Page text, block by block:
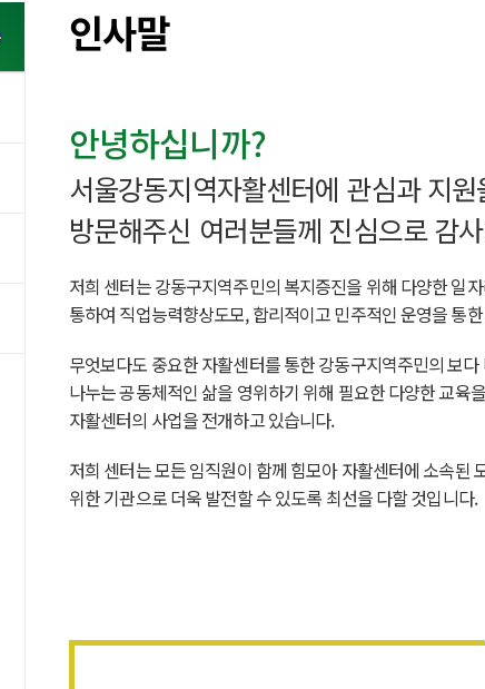
인사말
안녕하십니까?
서울강동지역자활센터에 관심과 지
방문해주신 여러분들께 진심으로 감
저희 센터는 강동구지역주민의 복지증진을 위해 다양한 일
통하여 직업능력향상도모, 합리적이고 민주적인 운영을 통
무엇보다도 중요한 자활센터를 통한 강동구지역주민의 보
나누는 공동체적인 삶을 영위하기 위해 필요한 다양한 교육
자활센터의 사업을 전개하고 있습니다.
저희 센터는 모든 임직원이 함께 힘모아 자활센터에 소속된
위한 기관으로 더욱 발전할 수 있도록 최선을 다할 것입니다.